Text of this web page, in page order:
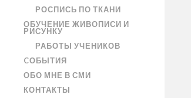
РОСПИСЬ ПО ТКАНИ
ОБУЧЕНИЕ ЖИВОПИСИ И
РИСУНКУ
РАБОТЫ УЧЕНИКОВ
CОБЫТИЯ
ОБО МНЕ В СМИ
КОНТАКТЫ